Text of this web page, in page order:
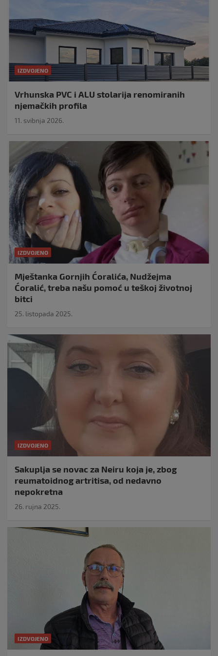
IZDVOJENO
Vrhunska PVC i ALU stolarija renomiranih
njemačkih profila
11. svibnja 2026.
IZDVOJENO
Mještanka Gornjih Ćoralića, Nudžejma
Ćoralić, treba našu pomoć u teškoj životnoj
bitci
25. listopada 2025.
IZDVOJENO
Sakuplja se novac za Neiru koja je, zbog
reumatoidnog artritisa, od nedavno
nepokretna
26. rujna 2025.
IZDVOJENO